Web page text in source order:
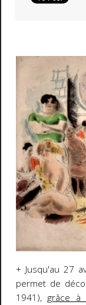
+ Jusqu'au 27
permet de
1941), grâce à